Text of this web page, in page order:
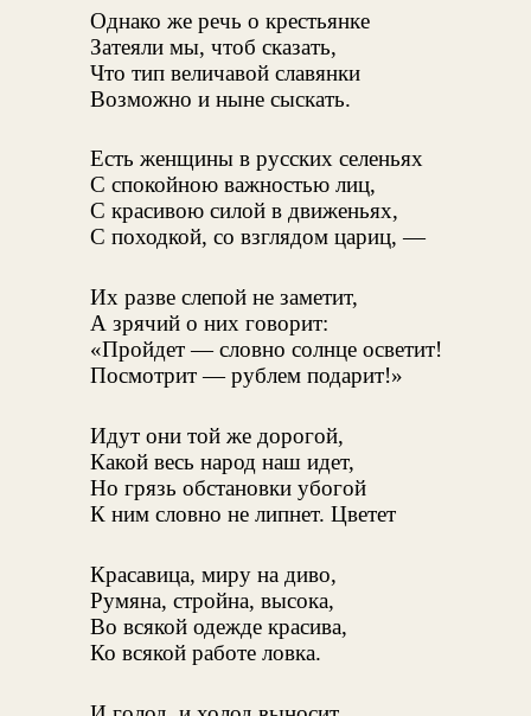
Однако же речь о крестьянке
Затеяли мы, чтоб сказать,
Что тип величавой славянки
Возможно и ныне сыскать.
Есть женщины в русских селеньях
С спокойною важностью лиц,
С красивою силой в движеньях,
С походкой, со взглядом цариц, —
Их разве слепой не заметит,
А зрячий о них говорит:
«Пройдет — словно солнце осветит!
Посмотрит — рублем подарит!»
Идут они той же дорогой,
Какой весь народ наш идет,
Но грязь обстановки убогой
К ним словно не липнет. Цветет
Красавица, миру на диво,
Румяна, стройна, высока,
Во всякой одежде красива,
Ко всякой работе ловка.